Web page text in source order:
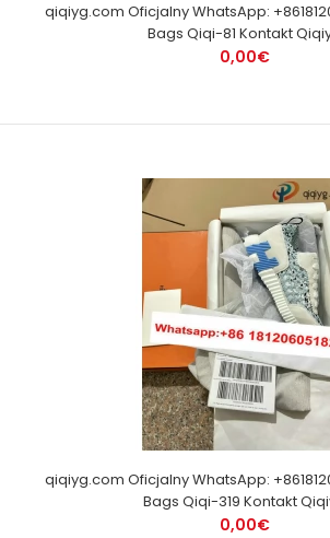
qiqiyg.com Oficjalny WhatsApp:
Bags Qiqi-81 Kontakt
0,00€
qiqiyg.com Oficjalny WhatsApp:
Bags Qiqi-319 Kontakt
0,00€